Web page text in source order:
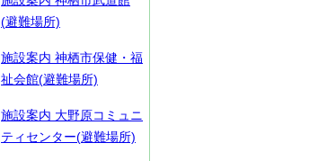
(避難場所)
施設案内 神栖市保健・福
祉会館(避難場所)
施設案内 大野原コミュニ
ティセンター(避難場所)